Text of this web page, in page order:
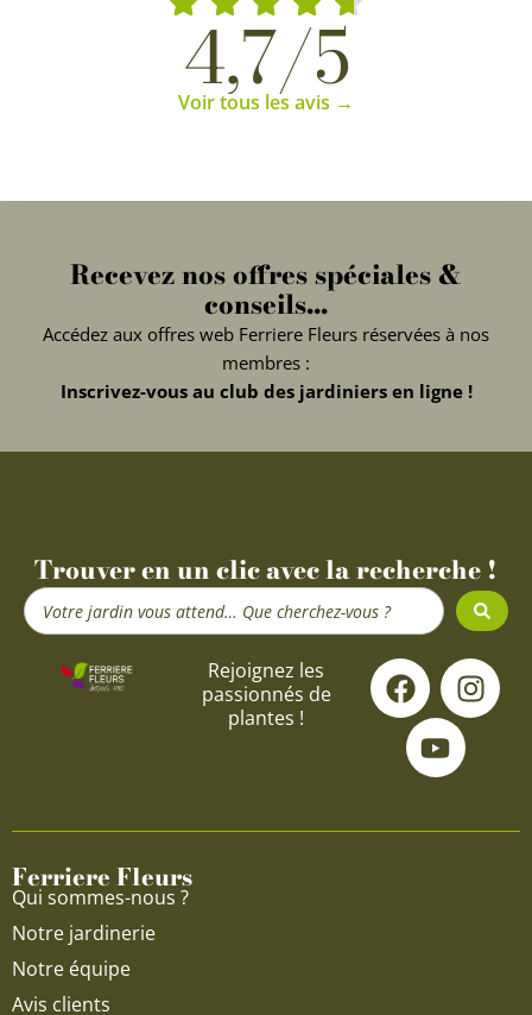
4,7/5
Voir tous les avis →
Recevez nos offres spéciales &
conseils...
Accédez aux offres web Ferriere Fleurs réservées à nos
membres :
Inscrivez-vous au club des jardiniers en ligne !
Trouver en un clic avec la recherche !
Search
...
Rejoignez les
passionnés de
plantes !
F
a
c
e
o
I
n
s
g
Y
o
u
t
u
b
Ferriere Fleurs
Qui sommes-nous ?
Notre jardinerie
Notre équipe
Avis clients